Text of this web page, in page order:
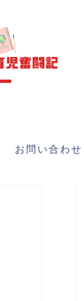
お問い合わ